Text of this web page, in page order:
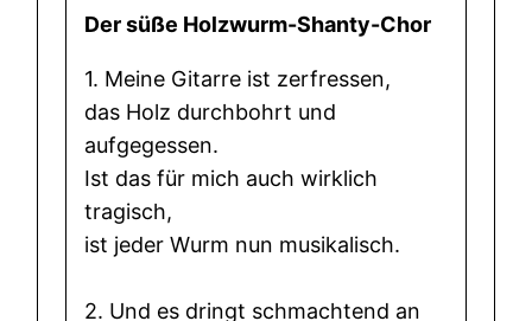
Der süße Holzwurm-Shanty-Chor
1. Meine Gitarre ist zerfressen,
das Holz durchbohrt und
aufgegessen.
Ist das für mich auch wirklich
tragisch,
ist jeder Wurm nun musikalisch.
2. Und es dringt schmachtend an